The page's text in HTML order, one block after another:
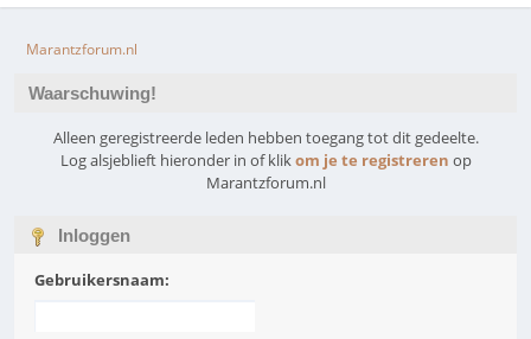
Marantzforum.nl
Waarschuwing!
Alleen geregistreerde leden hebben toegang tot dit gedeelte.
Log alsjeblieft hieronder in of klikom je te registreren op
Marantzforum.nl
Inloggen
Gebruikersnaam: